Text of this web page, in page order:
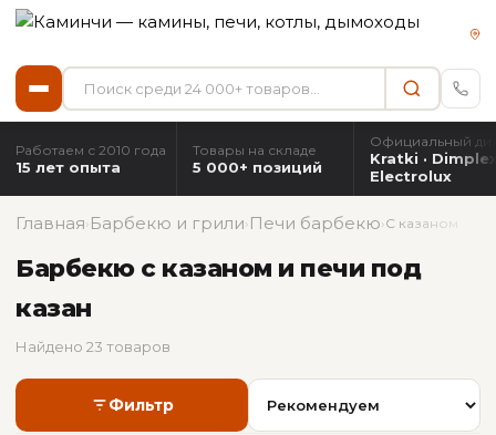
Работаем с 2010 года
15 лет опыта
Товары на складе
5 000+ позиций
Официальный
Kratki · Dimplex
Electrolux
Главная› Барбекю и грили› Печи барбекю›С казаном
Барбекю с казаном и печи под
казан
Найдено 23 товаров
Фильтр